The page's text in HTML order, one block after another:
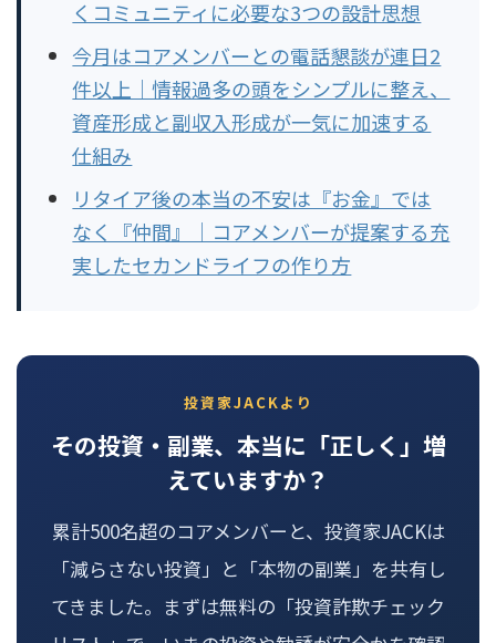
くコミュニティに必要な3つの設計思想
今月はコアメンバーとの電話懇談が連日2
件以上｜情報過多の頭をシンプルに整え、
資産形成と副収入形成が一気に加速する
仕組み
リタイア後の本当の不安は『お金』では
なく『仲間』｜コアメンバーが提案する充
実したセカンドライフの作り方
投資家JACKより
その投資・副業、本当に「正しく」増
えていますか？
累計500名超のコアメンバーと、投資家JACKは
「減らさない投資」と「本物の副業」を共有し
てきました。まずは無料の「投資詐欺チェック